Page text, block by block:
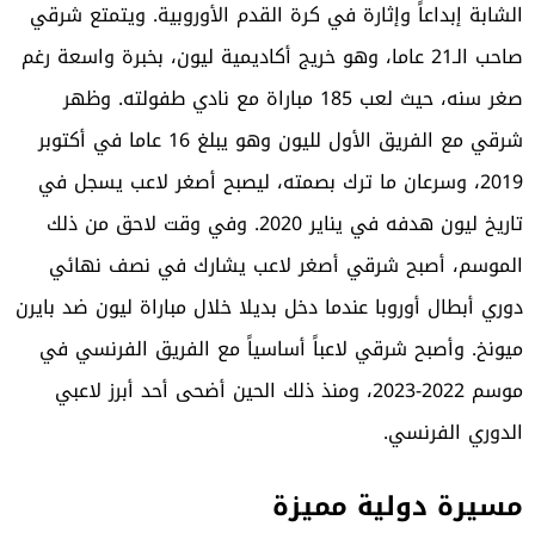
الشابة إبداعاً وإثارة في كرة القدم الأوروبية. ويتمتع شرقي
صاحب الـ21 عاما، وهو خريج أكاديمية ليون، بخبرة واسعة رغم
صغر سنه، حيث لعب 185 مباراة مع نادي طفولته. وظهر
شرقي مع الفريق الأول لليون وهو يبلغ 16 عاما في أكتوبر
2019، وسرعان ما ترك بصمته، ليصبح أصغر لاعب يسجل في
تاريخ ليون هدفه في يناير 2020. وفي وقت لاحق من ذلك
الموسم، أصبح شرقي أصغر لاعب يشارك في نصف نهائي
دوري أبطال أوروبا عندما دخل بديلا خلال مباراة ليون ضد بايرن
ميونخ. وأصبح شرقي لاعباً أساسياً مع الفريق الفرنسي في
موسم 2022-2023، ومنذ ذلك الحين أضحى أحد أبرز لاعبي
الدوري الفرنسي.
مسيرة دولية مميزة